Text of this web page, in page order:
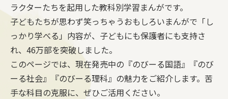
ラクターたちを起用した教科別学習まんがです。
子どもたちが思わず笑っちゃうおもしろいまんがで「し
っかり学べる」内容が、子どもにも保護者にも支持さ
れ、46万部を突破しました。
このページでは、現在発売中の『のびーる国語』『のび
ーる社会』『のびーる理科』の魅力をご紹介します。苦
手な科目の克服に、ぜひご活用ください。